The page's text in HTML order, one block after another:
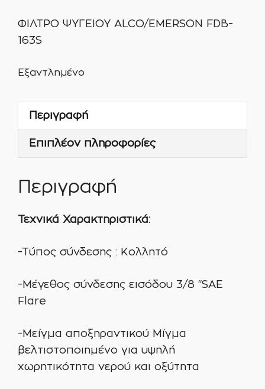
ΦΙΛΤΡΟ ΨΥΓΕΙΟΥ ALCO/EMERSON FDB-
163S
Εξαντλημένο
Περιγραφή
Επιπλέον πληροφορίες
Περιγραφή
Τεχνικά Χαρακτηριστικά:
-Τύπος σύνδεσης : Κολλητό
-Μέγεθος σύνδεσης εισόδου 3/8 “SAE
Flare
-Μείγμα αποξηραντικού Μίγμα
βελτιστοποιημένο για υψηλή
χωρητικότητα νερού και οξύτητα